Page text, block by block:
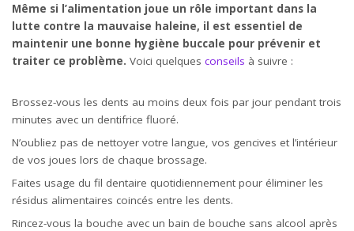
Même si l’alimentation joue un rôle important dans la
lutte contre la mauvaise haleine, il est essentiel de
maintenir une bonne hygiène buccale pour prévenir et
traiter ce problème. Voici quelques conseils à suivre :
Brossez-vous les dents au moins deux fois par jour pendant trois
minutes avec un dentifrice fluoré.
N’oubliez pas de nettoyer votre langue, vos gencives et l’intérieur
de vos joues lors de chaque brossage.
Faites usage du fil dentaire quotidiennement pour éliminer les
résidus alimentaires coincés entre les dents.
Rincez-vous la bouche avec un bain de bouche sans alcool après